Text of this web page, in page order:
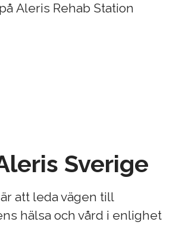
Aleris Rehab Station
Sverige
att leda vägen till
hälsa och vård i enlighet